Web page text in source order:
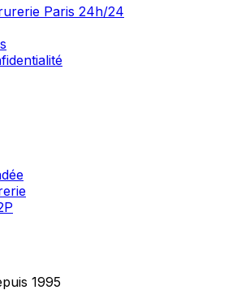
Paris 24h/24
1995